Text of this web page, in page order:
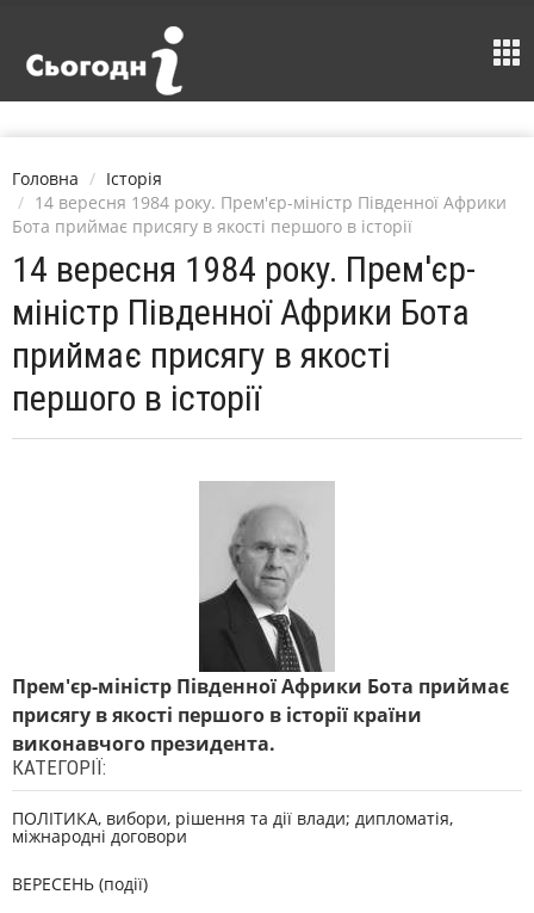
Головна
Історія
14 вересня 1984 року. Прем'єр-міністр Південної Африки
Бота приймає присягу в якості першого в історії
14 вересня 1984 року. Прем'єр-
міністр Південної Африки Бота
приймає присягу в якості
першого в історії
Прем'єр-міністр Південної Африки Бота приймає
присягу в якості першого в історії країни
виконавчого президента.
КАТЕГОРІЇ:
ПОЛІТИКА, вибори, рішення та дії влади; дипломатія,
міжнародні договори
ВЕРЕСЕНЬ (події)